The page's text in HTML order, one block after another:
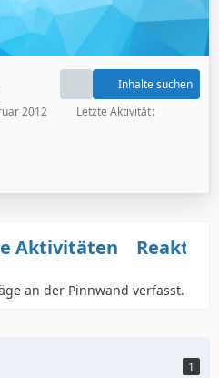
Inhalte suchen
2012
Letzte Aktivität
Aktivitäten
an der Pinnwand verfasst.
1